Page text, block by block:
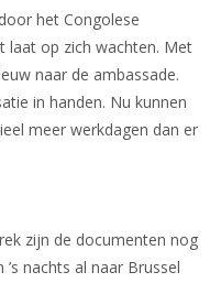
het Congolese
laat op zich wachten. Met
naar de ambassade.
in handen. Nu kunnen
meer werkdagen dan er
zijn de documenten nog
nachts al naar Brussel